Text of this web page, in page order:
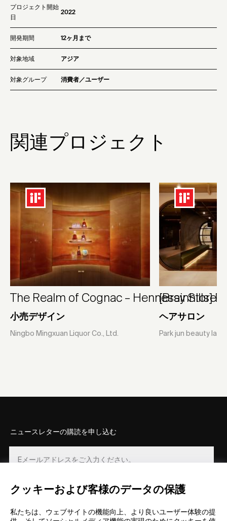
クッキーおよび客様のデータの保護
私たちは、ウェブサイトの機能向上、より良いユーザー体験の提
プロジェクト開始
日
2022
開発期間 12ヶ月まで
対象地域 アジア
対象グループ 消費者／ユーザー
関連プロジェクト
The Realm of Cognac – Hennessy Store
小売デザイン
Ningbo Mingxuan Liquor Co., Ltd.
[Brainhills]
ヘアサロン
Park jun beauty lab
ニュースレターの購読を申し込む
登録